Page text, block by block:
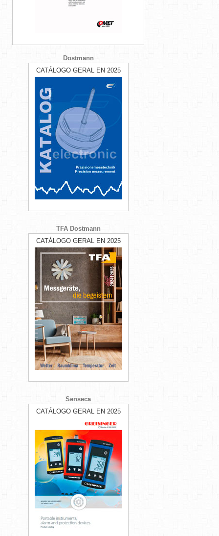
Dostmann
CATÁLOGO GERAL EN 2025
TFA Dostmann
CATÁLOGO GERAL EN 2025
Senseca
CATÁLOGO GERAL EN 2025